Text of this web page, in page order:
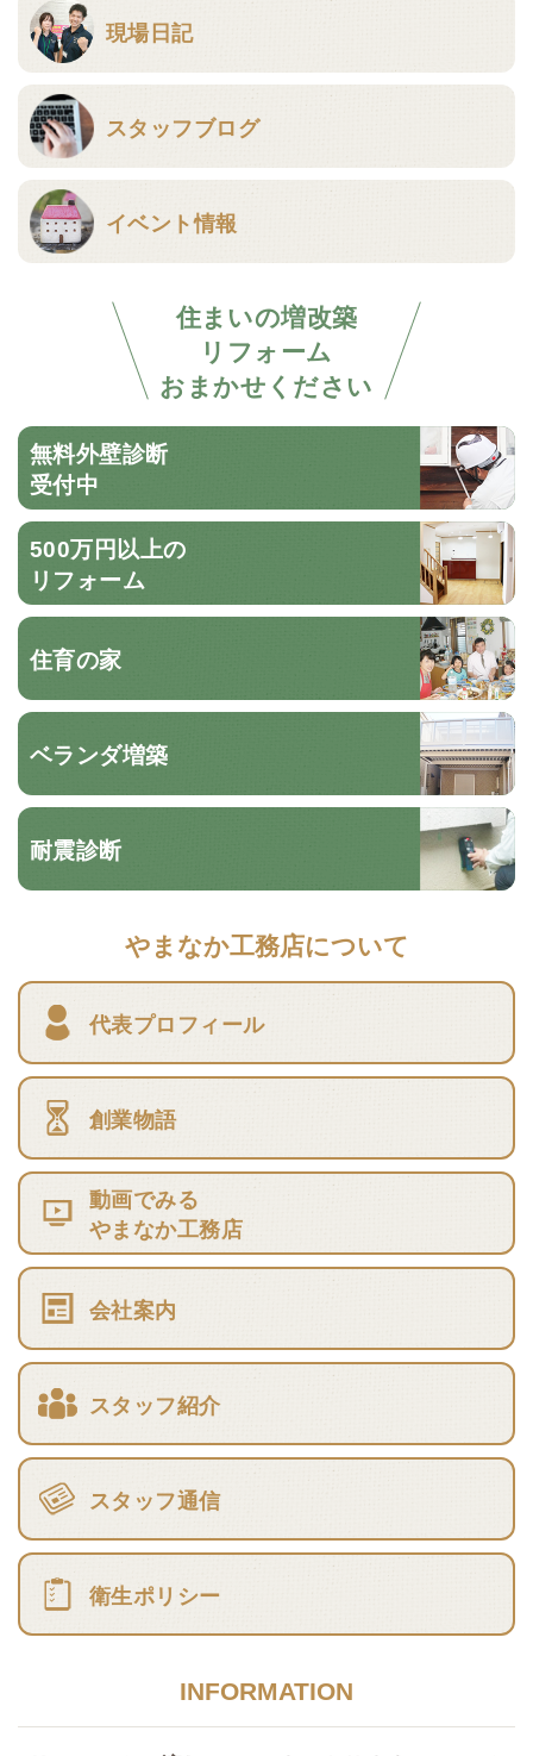
現場日記
スタッフブログ
イベント情報
住まいの増改築
リフォーム
おまかせください
無料外壁診断
受付中
500万円以上の
リフォーム
住育の家
ベランダ増築
耐震診断
やまなか工務店について
代表プロフィール
創業物語
動画でみる
やまなか工務店
会社案内
スタッフ紹介
スタッフ通信
衛生ポリシー
INFORMATION